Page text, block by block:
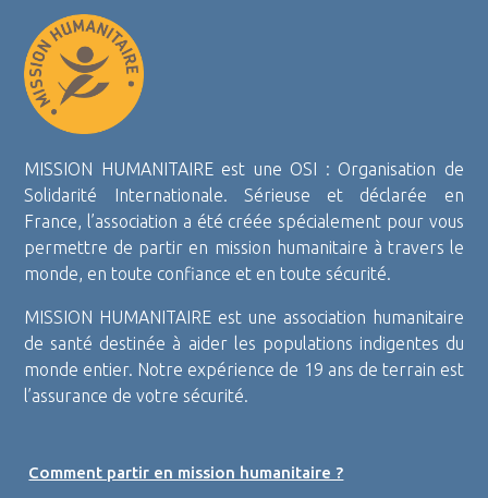
MISSION HUMANITAIRE est une OSI : Organisation de
Solidarité Internationale. Sérieuse et déclarée en
France, l’association a été créée spécialement pour vous
permettre de partir en mission humanitaire à travers le
monde, en toute confiance et en toute sécurité.
MISSION HUMANITAIRE est une association humanitaire
de santé destinée à aider les populations indigentes du
monde entier. Notre expérience de 19 ans de terrain est
l’assurance de votre sécurité.
Comment partir en mission humanitaire ?